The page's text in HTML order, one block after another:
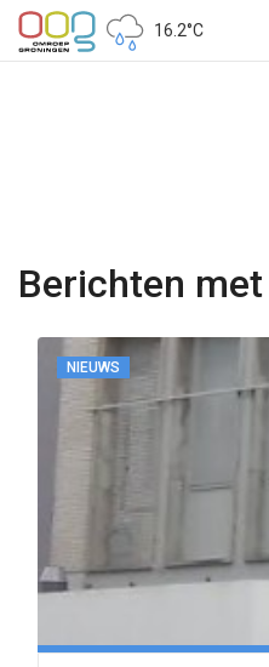
16.2°C
Berichten met
NIEUWS